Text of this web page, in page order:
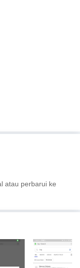
atau perbarui ke